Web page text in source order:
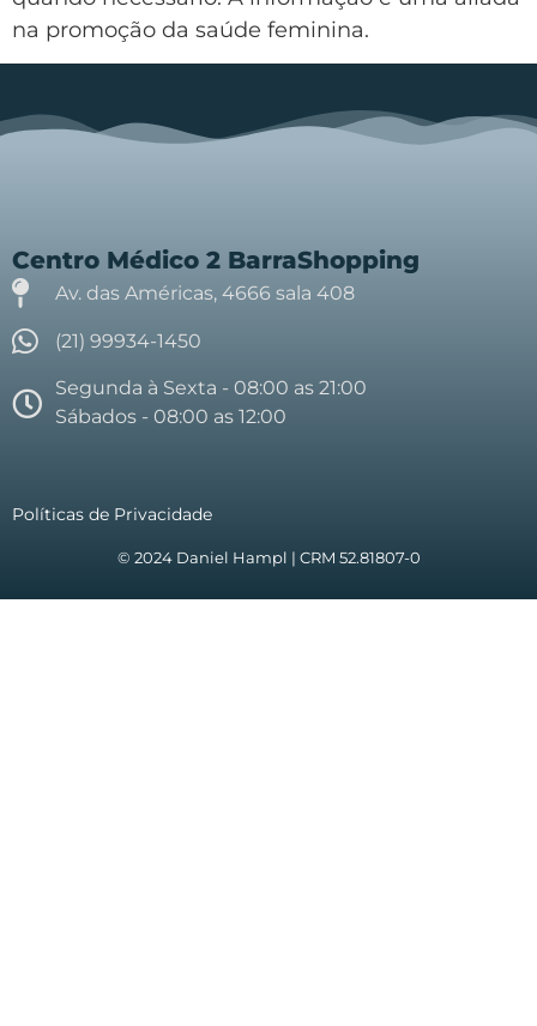
na promoção da saúde feminina.
Centro Médico 2 BarraShopping
Av. das Américas, 4666 sala 408
(21) 99934-1450
Segunda à Sexta - 08:00 as 21:00
Sábados - 08:00 as 12:00
Políticas de Privacidade
© 2024 Daniel Hampl | CRM 52.81807-0